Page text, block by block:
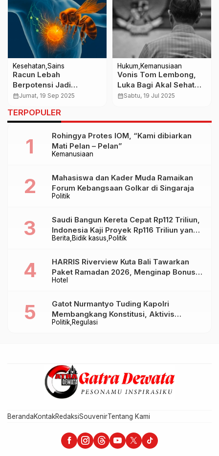
Kesehatan Sains
Racun Lebah
Berpotensi Jadi
Terobosan Pengobatan
calendar_monthJumat, 19 Sep 2025
Hukum Kemanusiaan
Vonis Tom Lembong,
Luka Bagi Akal Sehat
dan Rasa Keadilan
calendar_monthSabtu, 19 Jul 2025
TERPOPULER
Kemanusiaan
Rohingya Protes IOM, “Kami dibiarkan
Mati Pelan – Pelan”
Politik
Mahasiswa dan Kader Muda Ramaikan
Forum Kebangsaan Golkar di Singaraja
Berita Bidik kasus Politik
Saudi Bangun Kereta Cepat Rp112 Triliun,
Indonesia Kaji Proyek Rp116 Triliun yang
Baru Sampai Bandung
Hotel
HARRIS Riverview Kuta Bali Tawarkan
Paket Ramadan 2026, Menginap Bonus
Takjil hingga Bukber Mulai Rp88.888
Politik Regulasi
Gatot Nurmantyo Tuding Kapolri
Membangkang Konstitusi, Aktivis
Tegaskan Polri Tak Punya Sejarah
BerandaKontakRedaksiSouvenirTentang Kami